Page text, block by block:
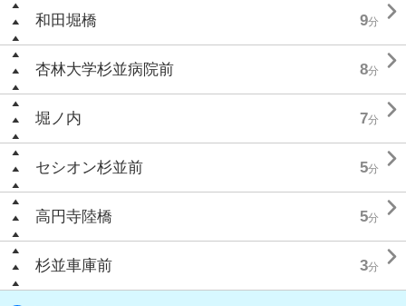
和田堀橋 9分 
杏林大学杉並病院前 8分 
堀ノ内 7分 
セシオン杉並前 5分 
高円寺陸橋 5分 
杉並車庫前 3分 